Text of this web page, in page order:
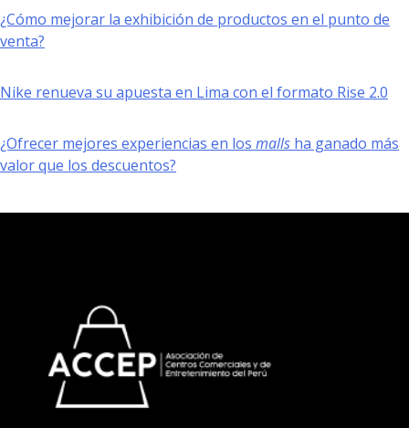
¿Cómo mejorar la exhibición de productos en el punto de
venta?
Nike renueva su apuesta en Lima con el formato Rise 2.0
¿Ofrecer mejores experiencias en los malls ha ganado más
valor que los descuentos?